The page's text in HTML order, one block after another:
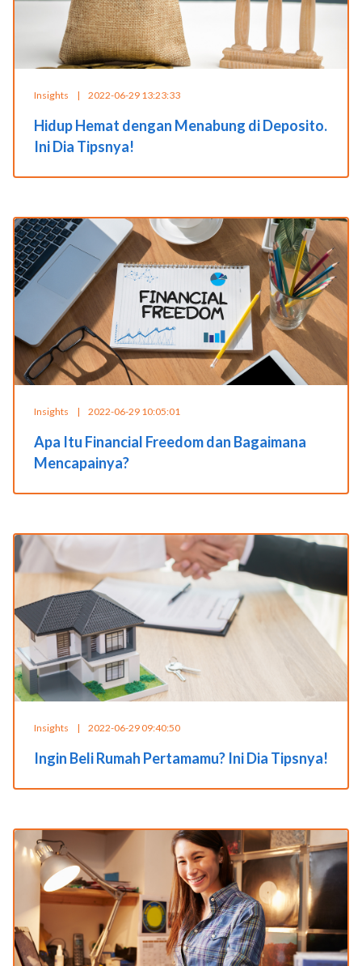
Insights | 2022-06-29 13:23:33
Hidup Hemat dengan Menabung di Deposito.
Ini Dia Tipsnya!
Insights | 2022-06-29 10:05:01
Apa Itu Financial Freedom dan Bagaimana
Mencapainya?
Insights | 2022-06-29 09:40:50
Ingin Beli Rumah Pertamamu? Ini Dia Tipsnya!